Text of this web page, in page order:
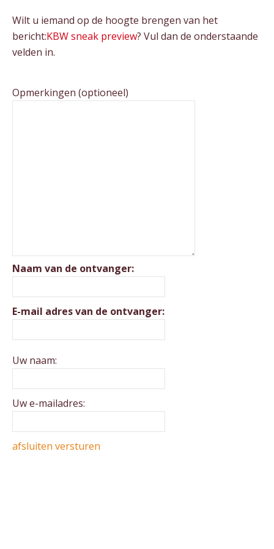
Wilt u iemand op de hoogte brengen van het
bericht:KBW sneak preview? Vul dan de onderstaande
velden in.
Opmerkingen (optioneel)
Naam van de ontvanger:
E-mail adres van de ontvanger:
Uw naam:
Uw e-mailadres:
afsluiten versturen